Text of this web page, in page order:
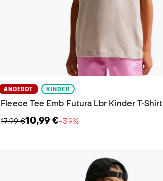
ANGEBOT KINDER
Fleece Tee Emb Futura Lbr Kinder T-Shirt
17,99 €10,99 €−39%